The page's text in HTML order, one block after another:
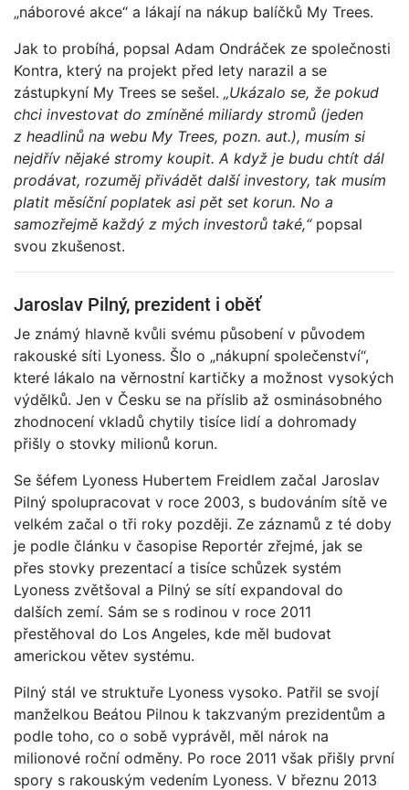
„náborové akce“ a lákají na nákup balíčků My Trees.
Jak to probíhá, popsal Adam Ondráček ze společnosti
Kontra, který na projekt před lety narazil a se
zástupkyní My Trees se sešel. „Ukázalo se, že pokud
chci investovat do zmíněné miliardy stromů (jeden
z headlinů na webu My Trees, pozn. aut.), musím si
nejdřív nějaké stromy koupit. A když je budu chtít dál
prodávat, rozuměj přivádět další investory, tak musím
platit měsíční poplatek asi pět set korun. No a
samozřejmě každý z mých investorů také,“popsal
svou zkušenost.
Jaroslav Pilný, prezident i oběť
Je známý hlavně kvůli svému působení v původem
rakouské síti Lyoness. Šlo o „nákupní společenství“,
které lákalo na věrnostní kartičky a možnost vysokých
výdělků. Jen v Česku se na příslib až osminásobného
zhodnocení vkladů chytily tisíce lidí a dohromady
přišly o stovky milionů korun.
Se šéfem Lyoness Hubertem Freidlem začal Jaroslav
Pilný spolupracovat v roce 2003, s budováním sítě ve
velkém začal o tři roky později. Ze záznamů z té doby
je podle článku v časopise Reportér zřejmé, jak se
přes stovky prezentací a tisíce schůzek systém
Lyoness zvětšoval a Pilný se sítí expandoval do
dalších zemí. Sám se s rodinou v roce 2011
přestěhoval do Los Angeles, kde měl budovat
americkou větev systému.
Pilný stál ve struktuře Lyoness vysoko. Patřil se svojí
manželkou Beátou Pilnou k takzvaným prezidentům a
podle toho, co o sobě vyprávěl, měl nárok na
milionové roční odměny. Po roce 2011 však přišly první
spory s rakouským vedením Lyoness. V březnu 2013